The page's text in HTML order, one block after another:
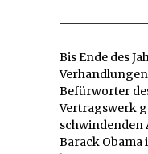
Bis Ende des
Befürworter
Vertragswerk
schwindenden
Barack